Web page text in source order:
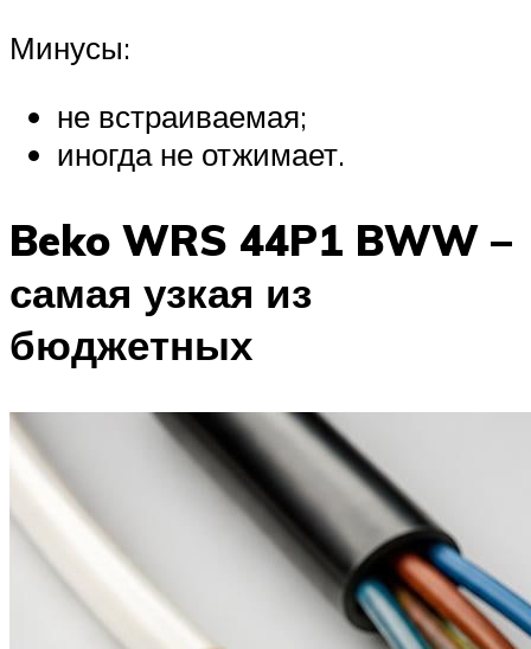
Минусы:
не встраиваемая;
иногда не отжимает.
Beko WRS 44P1 BWW –
самая узкая из
бюджетных